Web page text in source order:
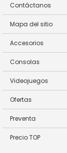
Contáctanos
Mapa del sitio
Accesorios
Consolas
Videojuegos
Ofertas
Preventa
Precio TOP